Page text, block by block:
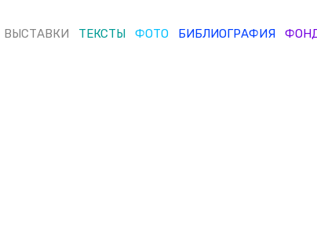
ВЫСТАВКИ ТЕКСТЫ ФОТО БИБЛИОГРАФИЯ